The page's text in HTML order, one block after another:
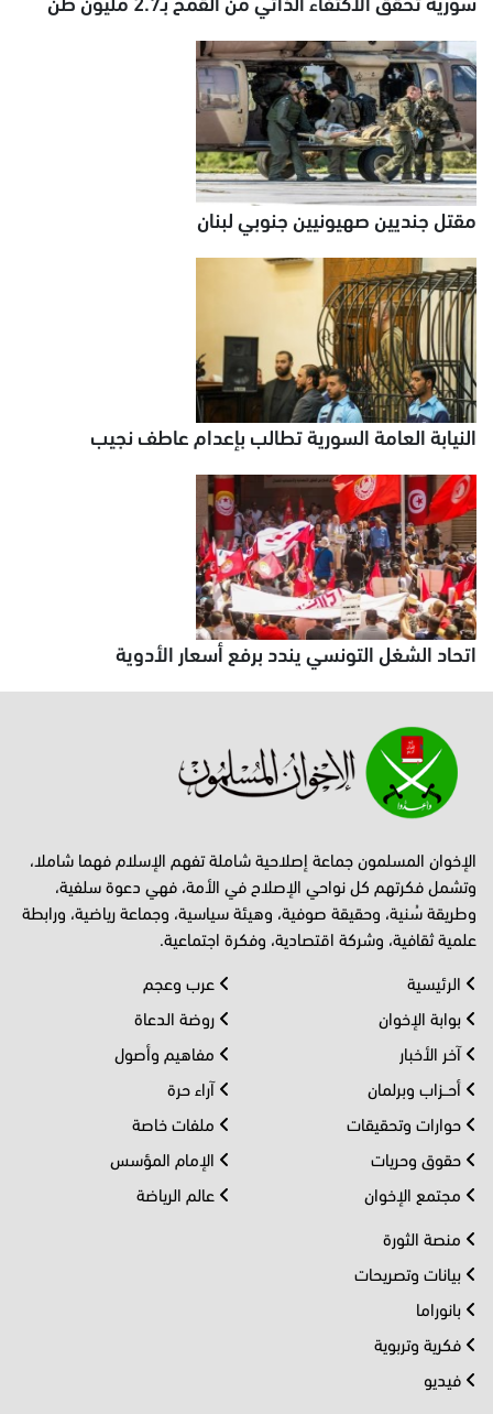
مقتل جنديين صهيونيين جنوبي لبنان
النيابة العامة السورية تطالب بإعدام عاطف نجيب
اتحاد الشغل التونسي يندد برفع أسعار الأدوية
الإخوان المسلمون جماعة إصلاحية شاملة تفهم الإسلام فهما شاملا،
وتشمل فكرتهم كل نواحي الإصلاح في الأمة، فهي دعوة سلفية،
وطريقة سُنية، وحقيقة صوفية، وهيئة سياسية، وجماعة رياضية، ورابطة
علمية ثقافية، وشركة اقتصادية، وفكرة اجتماعية.
الرئيسية
بوابة الإخوان
آخر الأخبار
أحــزاب وبرلمان
حوارات وتحقيقات
حقوق وحريات
مجتمع الإخوان
عرب وعجم
روضة الدعاة
مفاهيم وأصول
آراء حرة
ملفات خاصة
الإمام المؤسس
عالم الرياضة
منصة الثورة
بيانات وتصريحات
بانوراما
فكرية وتربوية
فيديو